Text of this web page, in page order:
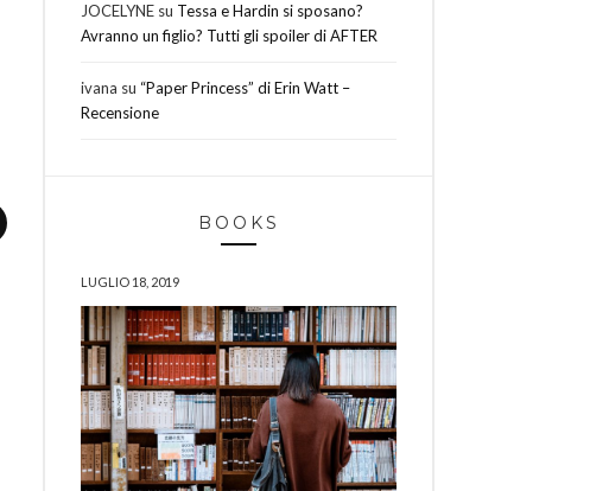
JOCELYNE su Tessa e Hardin si sposano?
Avranno un figlio? Tutti gli spoiler di AFTER
ivana su “Paper Princess” di Erin Watt –
Recensione
BOOKS
LUGLIO 18, 2019